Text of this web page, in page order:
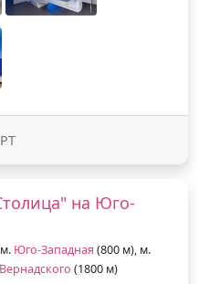
на Юго-
Юго-Западная (800 м), м.
(1800 м)